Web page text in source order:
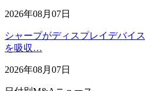
2026年08月07日
シャープがディスプレイデバイ
を吸収…
2026年08月07日